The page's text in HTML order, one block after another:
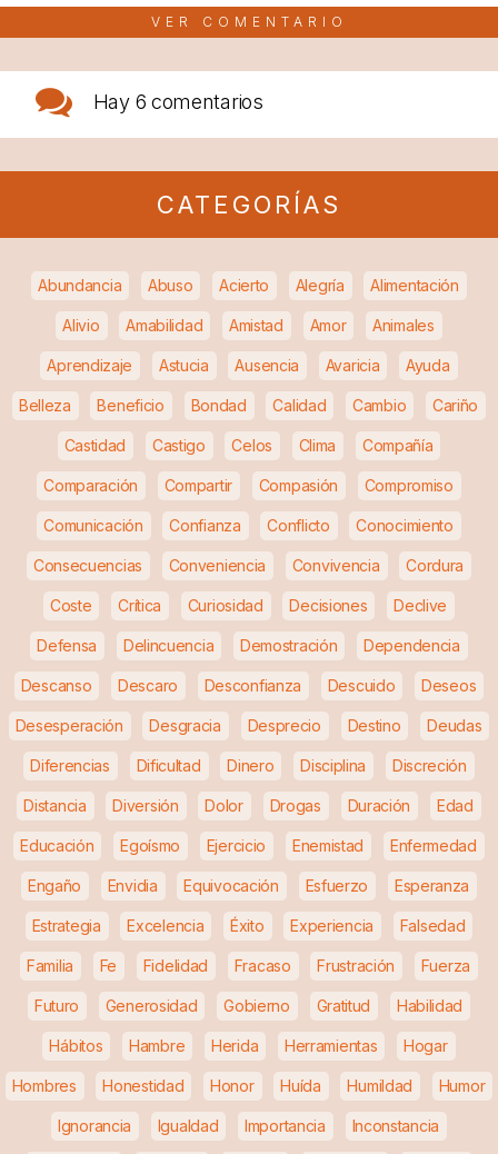
VER COMENTARIO
Hay 6 comentarios
CATEGORÍAS
Abundancia Abuso Acierto Alegría Alimentación
Alivio Amabilidad Amistad Amor Animales
Aprendizaje Astucia Ausencia Avaricia Ayuda
Belleza Beneficio Bondad Calidad Cambio Cariño
Castidad Castigo Celos Clima Compañía
Comparación Compartir Compasión Compromiso
Comunicación Confianza Conflicto Conocimiento
Consecuencias Conveniencia Convivencia Cordura
Coste Crítica Curiosidad Decisiones Declive
Defensa Delincuencia Demostración Dependencia
Descanso Descaro Desconfianza Descuido Deseos
Desesperación Desgracia Desprecio Destino Deudas
Diferencias Dificultad Dinero Disciplina Discreción
Distancia Diversión Dolor Drogas Duración Edad
Educación Egoísmo Ejercicio Enemistad Enfermedad
Engaño Envidia Equivocación Esfuerzo Esperanza
Estrategia Excelencia Éxito Experiencia Falsedad
Familia Fe Fidelidad Fracaso Frustración Fuerza
Futuro Generosidad Gobierno Gratitud Habilidad
Hábitos Hambre Herida Herramientas Hogar
Hombres Honestidad Honor Huída Humildad Humor
Ignorancia Igualdad Importancia Inconstancia